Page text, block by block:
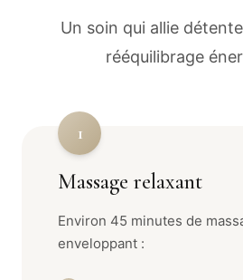
Un soin qui allie
rééquilibrage
1
Massage relaxant
Environ 45 minutes de
enveloppant :